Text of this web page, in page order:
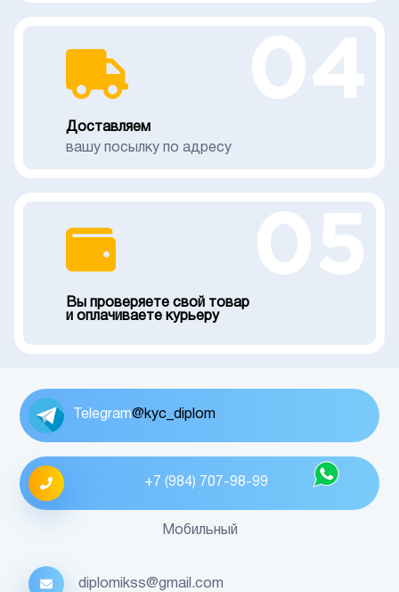
Доставляем
вашу посылку по адресу
Вы проверяете свой товар
и оплачиваете курьеру
Telegram@kyc_diplom
+7 (984) 707-98-99
Мобильный
diplomikss@gmail.com